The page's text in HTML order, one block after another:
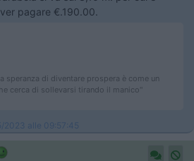
pagare €.190.00.
speranza di diventare prospera è come un
cerca di sollevarsi tirando il manico"
alle 09:57:45